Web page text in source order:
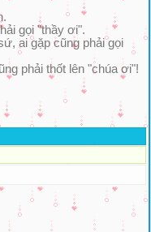
gọi "thầy ơi".
ai gặp cũng phải gọi
phải thốt lên "chúa ơi"!